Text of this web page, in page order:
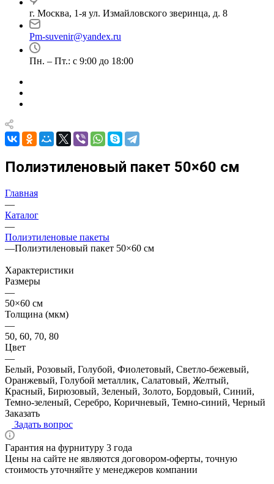
г. Москва, 1-я ул. Измайловского зверинца, д. 8
Pm-suvenir@yandex.ru
Пн. – Пт.: с 9:00 до 18:00
Полиэтиленовый пакет 50×60 см
Главная
—
Каталог
—
Полиэтиленовые пакеты
—Полиэтиленовый пакет 50×60 см
Характеристики
Размеры
—
50×60 см
Толщина (мкм)
—
50, 60, 70, 80
Цвет
—
Белый, Розовый, Голубой, Фиолетовый, Светло-бежевый,
Оранжевый, Голубой металлик, Салатовый, Желтый,
Красный, Бирюзовый, Зеленый, Золото, Бордовый, Синий,
Темно-зеленый, Серебро, Коричневый, Темно-синий, Черный
Заказать
Задать вопрос
Гарантия на фурнитуру 3 года
Цены на сайте не являются договором-оферты, точную
стоимость уточняйте у менеджеров компании